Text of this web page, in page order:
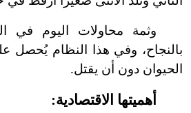
وثمة محاولات اليوم في
بالنجاح، وفي هذا النظام
الحيوان دون أن يقتل.
أهميتها الاقتصادية: